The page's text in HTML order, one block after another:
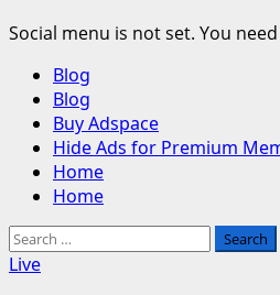
Social menu is not set. You
Primary
Menu
Blog
Blog
Buy Adspace
Hide Ads for Premium
Home
Home
Search
for:
Live